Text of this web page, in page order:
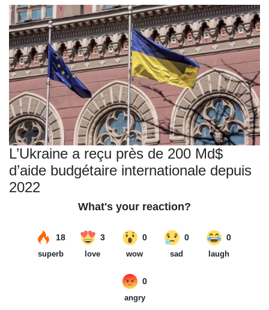
L’Ukraine a reçu près de 200 Md$
d’aide budgétaire internationale depuis
2022